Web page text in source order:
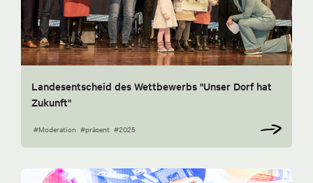
Landesentscheid des Wettbewerbs "Unser Dorf hat
Zukunft"
#Moderation #präsent #2025